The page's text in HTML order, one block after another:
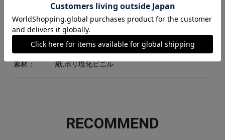
原産国： 日本
素材： 紙,ポリ塩化ビニル
RECOMMEND